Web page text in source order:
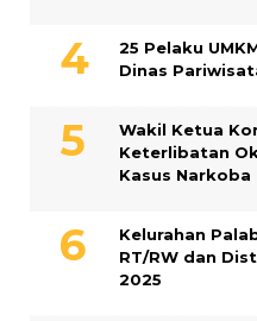
25 Pelaku
Dinas
Wakil Ketua
Keterlibatan
Kasus Narkoba
Kelurahan
RT/RW dan
2025